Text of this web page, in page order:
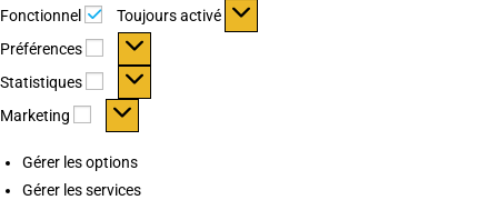
Fonctionnel Fonctionnel
Toujours activé
Préférences
Préférences
Statistiques Statistiques
Marketing Marketing
Gérer les options
Gérer les services